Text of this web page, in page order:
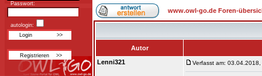
Passwort:
autologin:
www.owl-go.de Foren-
Autor
Lenni321
Verfasst am: